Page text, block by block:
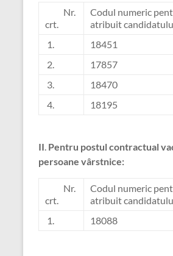
Nr.
crt.
Codul numeric
atribuit
1.
18451
2.
17857
3.
18470
4.
18195
II. Pentru postul contractual
persoane vârstnice:
Nr.
crt.
Codul numeric
atribuit
1.
18088